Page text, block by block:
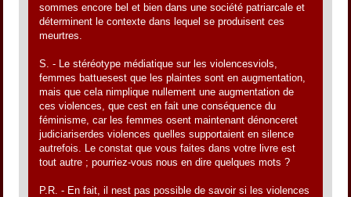
sommes encore bel et bien dans une société patriarcale et
déterminent le contexte dans lequel se produisent ces
meurtres.
S. - Le stéréotype médiatique sur les violencesviols,
femmes battuesest que les plaintes sont en augmentation,
mais que cela nimplique nullement une augmentation de
ces violences, que cest en fait une conséquence du
féminisme, car les femmes osent maintenant dénonceret
judiciariserdes violences quelles supportaient en silence
autrefois. Le constat que vous faites dans votre livre est
tout autre ; pourriez-vous nous en dire quelques mots ?
P.R. - En fait, il nest pas possible de savoir si les violences